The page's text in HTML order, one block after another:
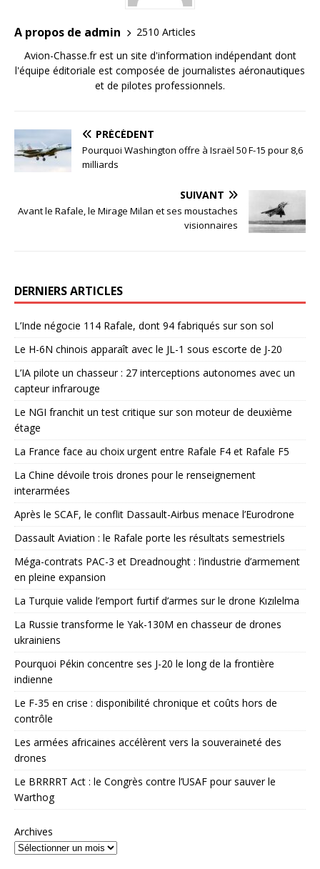
A propos de admin
2510 Articles
Avion-Chasse.fr est un site d'information indépendant dont
l'équipe éditoriale est composée de journalistes aéronautiques
et de pilotes professionnels.
PRÉCÉDENT
Pourquoi Washington offre à Israël 50 F-15 pour 8,6
milliards
SUIVANT
Avant le Rafale, le Mirage Milan et ses moustaches
visionnaires
DERNIERS ARTICLES
L’Inde négocie 114 Rafale, dont 94 fabriqués sur son sol
Le H-6N chinois apparaît avec le JL-1 sous escorte de J-20
L’IA pilote un chasseur : 27 interceptions autonomes avec un
capteur infrarouge
Le NGI franchit un test critique sur son moteur de deuxième
étage
La France face au choix urgent entre Rafale F4 et Rafale F5
La Chine dévoile trois drones pour le renseignement
interarmées
Après le SCAF, le conflit Dassault-Airbus menace l’Eurodrone
Dassault Aviation : le Rafale porte les résultats semestriels
Méga-contrats PAC-3 et Dreadnought : l’industrie d’armement
en pleine expansion
La Turquie valide l’emport furtif d’armes sur le drone Kızılelma
La Russie transforme le Yak-130M en chasseur de drones
ukrainiens
Pourquoi Pékin concentre ses J-20 le long de la frontière
indienne
Le F-35 en crise : disponibilité chronique et coûts hors de
contrôle
Les armées africaines accélèrent vers la souveraineté des
drones
Le BRRRRT Act : le Congrès contre l’USAF pour sauver le
Warthog
Archives